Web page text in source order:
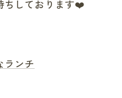
ちしております❤️
ランチ